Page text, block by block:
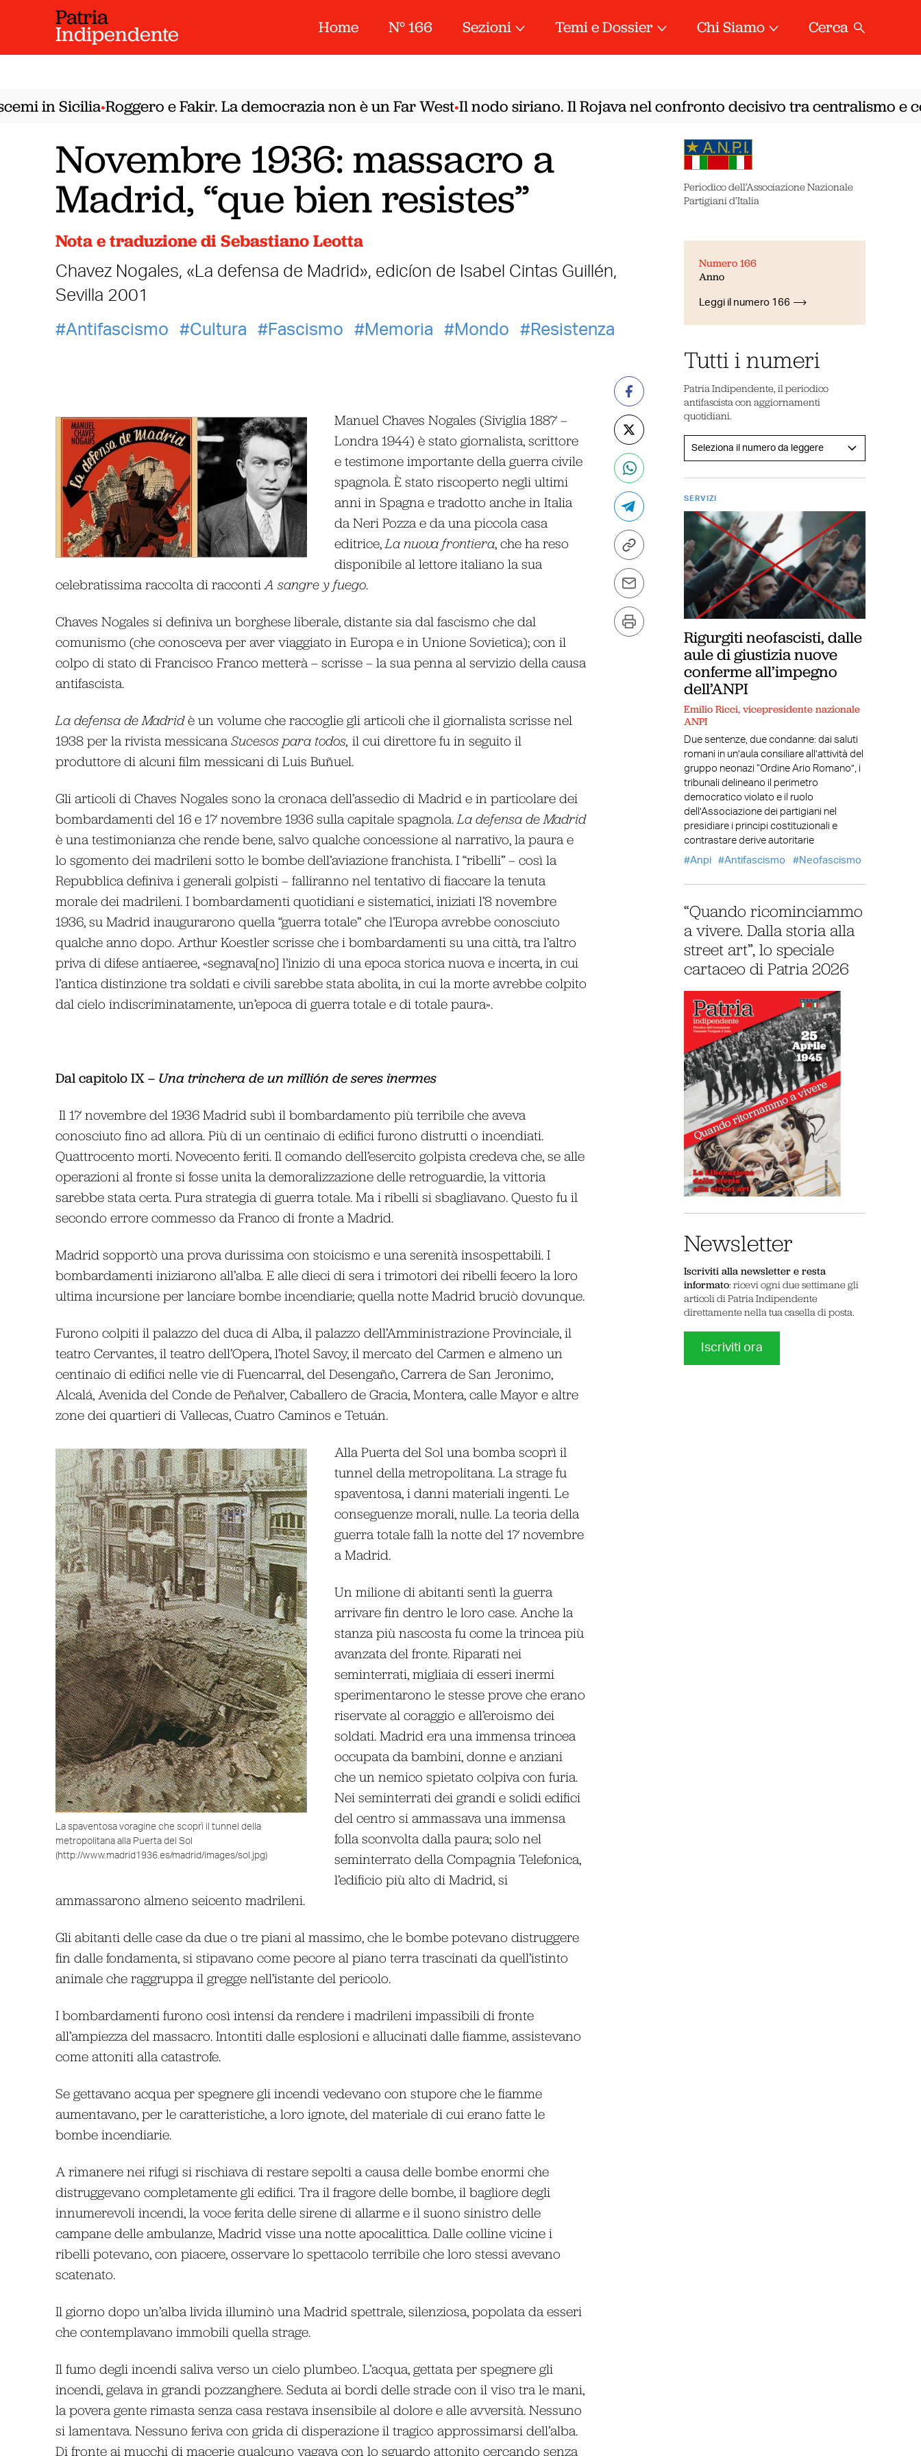
Patria
Indipendente Home N° 166 Sezioni Temi e Dossier Chi Siamo Cerca
in Sicilia•Roggero e Fakir. La democrazia non è un Far West•Il nodo siriano. Il Rojava nel confronto decisivo tra centralismo e
Novembre 1936: massacro a
Madrid, “que bien resistes”
Nota e traduzione di Sebastiano Leotta
Chavez Nogales, «La defensa de Madrid», edicíon de Isabel Cintas Guillén,
Sevilla 2001
Antifascismo
Cultura Fascismo Memoria Mondo Resistenza
Manuel Chaves Nogales (Siviglia 1887 –
Londra 1944) è stato giornalista, scrittore
e testimone importante della guerra civile
spagnola. È stato riscoperto negli ultimi
anni in Spagna e tradotto anche in Italia
da Neri Pozza e da una piccola casa
editrice, La nuova frontiera , che ha reso
disponibile al lettore italiano la sua
celebratissima raccolta di racconti A sangre y fuego.
Chaves Nogales si definiva un borghese liberale, distante sia dal fascismo che dal
comunismo (che conosceva per aver viaggiato in Europa e in Unione Sovietica); con il
colpo di stato di Francisco Franco metterà – scrisse – la sua penna al servizio della causa
antifascista.
La defensa de Madridè un volume che raccoglie gli articoli che il giornalista scrisse nel
1938 per la rivista messicana Sucesos para todos, il cui direttore fu in seguito il
produttore di alcuni film messicani di Luis Buñuel.
Gli articoli di Chaves Nogales sono la cronaca dell’assedio di Madrid e in particolare dei
bombardamenti del 16 e 17 novembre 1936 sulla capitale spagnola. La defensa de Madrid
è una testimonianza che rende bene, salvo qualche concessione al narrativo, la paura e
lo sgomento dei madrileni sotto le bombe dell’aviazione franchista. I “ribelli” – così la
Repubblica definiva i generali golpisti – falliranno nel tentativo di fiaccare la tenuta
morale dei madrileni. I bombardamenti quotidiani e sistematici, iniziati l’8 novembre
1936, su Madrid inaugurarono quella “guerra totale” che l’Europa avrebbe conosciuto
qualche anno dopo. Arthur Koestler scrisse che i bombardamenti su una città, tra l’altro
priva di difese antiaeree, «segnava[no] l’inizio di una epoca storica nuova e incerta, in cui
l’antica distinzione tra soldati e civili sarebbe stata abolita, in cui la morte avrebbe colpito
dal cielo indiscriminatamente, un’epoca di guerra totale e di totale paura».
Dal capitolo IX – Una trinchera de un millión de seres inermes
Il 17 novembre del 1936 Madrid subì il bombardamento più terribile che aveva
conosciuto fino ad allora. Più di un centinaio di edifici furono distrutti o incendiati.
Quattrocento morti. Novecento feriti. Il comando dell’esercito golpista credeva che, se alle
operazioni al fronte si fosse unita la demoralizzazione delle retroguardie, la vittoria
sarebbe stata certa. Pura strategia di guerra totale. Ma i ribelli si sbagliavano. Questo fu il
secondo errore commesso da Franco di fronte a Madrid.
Madrid sopportò una prova durissima con stoicismo e una serenità insospettabili. I
bombardamenti iniziarono all’alba. E alle dieci di sera i trimotori dei ribelli fecero la loro
ultima incursione per lanciare bombe incendiarie; quella notte Madrid bruciò dovunque.
Furono colpiti il palazzo del duca di Alba, il palazzo dell’Amministrazione Provinciale, il
teatro Cervantes, il teatro dell’Opera, l’hotel Savoy, il mercato del Carmen e almeno un
centinaio di edifici nelle vie di Fuencarral, del Desengaño, Carrera de San Jeronimo,
Alcalá, Avenida del Conde de Peñalver, Caballero de Gracia, Montera, calle Mayor e altre
zone dei quartieri di Vallecas, Cuatro Caminos e Tetuán.
La spaventosa voragine che scoprì il tunnel della
metropolitana alla Puerta del Sol
(http://www.madrid1936.es/madrid/images/sol.jpg)
Alla Puerta del Sol una bomba scoprì il
tunnel della metropolitana. La strage fu
spaventosa, i danni materiali ingenti. Le
conseguenze morali, nulle. La teoria della
guerra totale fallì la notte del 17 novembre
a Madrid.
Un milione di abitanti sentì la guerra
arrivare fin dentro le loro case. Anche la
stanza più nascosta fu come la trincea più
avanzata del fronte. Riparati nei
seminterrati, migliaia di esseri inermi
sperimentarono le stesse prove che erano
riservate al coraggio e all’eroismo dei
soldati. Madrid era una immensa trincea
occupata da bambini, donne e anziani
che un nemico spietato colpiva con furia.
Nei seminterrati dei grandi e solidi edifici
del centro si ammassava una immensa
folla sconvolta dalla paura; solo nel
seminterrato della Compagnia Telefonica,
l’edificio più alto di Madrid, si
ammassarono almeno seicento madrileni.
Gli abitanti delle case da due o tre piani al massimo, che le bombe potevano distruggere
fin dalle fondamenta, si stipavano come pecore al piano terra trascinati da quell’istinto
animale che raggruppa il gregge nell’istante del pericolo.
I bombardamenti furono così intensi da rendere i madrileni impassibili di fronte
all’ampiezza del massacro. Intontiti dalle esplosioni e allucinati dalle fiamme, assistevano
come attoniti alla catastrofe.
Se gettavano acqua per spegnere gli incendi vedevano con stupore che le fiamme
aumentavano, per le caratteristiche, a loro ignote, del materiale di cui erano fatte le
bombe incendiarie.
A rimanere nei rifugi si rischiava di restare sepolti a causa delle bombe enormi che
distruggevano completamente gli edifici. Tra il fragore delle bombe, il bagliore degli
innumerevoli incendi, la voce ferita delle sirene di allarme e il suono sinistro delle
campane delle ambulanze, Madrid visse una notte apocalittica. Dalle colline vicine i
ribelli potevano, con piacere, osservare lo spettacolo terribile che loro stessi avevano
scatenato.
Il giorno dopo un’alba livida illuminò una Madrid spettrale, silenziosa, popolata da esseri
che contemplavano immobili quella strage.
Il fumo degli incendi saliva verso un cielo plumbeo. L’acqua, gettata per spegnere gli
incendi, gelava in grandi pozzanghere. Seduta ai bordi delle strade con il viso tra le mani,
la povera gente rimasta senza casa restava insensibile al dolore e alle avversità. Nessuno
si lamentava. Nessuno feriva con grida di disperazione il tragico approssimarsi dell’alba.
Di fronte ai mucchi di macerie qualcuno vagava con lo sguardo attonito cercando senza
Periodico dell’Associazione Nazionale
Partigiani d’Italia
Numero 166
Anno
Leggi il numero 166
Tutti i numeri
Patria Indipendente, il periodico
antifascista con aggiornamenti
quotidiani.
SERVIZI
Rigurgiti neofascisti, dalle
aule di giustizia nuove
conferme all’impegno
dell’ANPI
Emilio Ricci, vicepresidente nazionale
ANPI
Due sentenze, due condanne: dai saluti
romani in un’aula consiliare all’attività del
gruppo neonazi “Ordine Ario Romano”, i
tribunali delineano il perimetro
democratico violato e il ruolo
dell’Associazione dei partigiani nel
presidiare i principi costituzionali e
contrastare derive autoritarie
Anpi
Antifascismo Neofascismo
“Quando ricominciammo
a vivere. Dalla storia alla
street art”, lo speciale
cartaceo di Patria 2026
Newsletter
Iscriviti alla newsletter e resta
informato: ricevi ogni due settimane gli
articoli di Patria Indipendente
direttamente nella tua casella di posta.
Iscriviti ora